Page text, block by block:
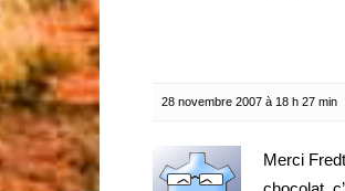
28 novembre 2007 à 18 h 27 min
Merci